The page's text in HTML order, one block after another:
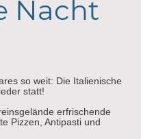
Nacht
so weit: Die Italienische
statt!
erfrischende
Pizzen, Antipasti und